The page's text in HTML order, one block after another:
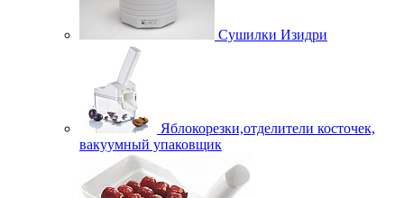
Сушилки Изидри
Яблокорезки,отделители косточек,
вакуумный упаковщик